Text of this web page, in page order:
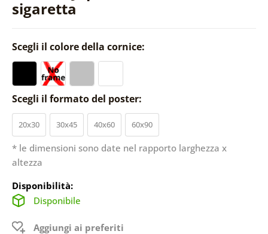
sigaretta
Scegli il colore della cornice:
Scegli il formato del poster:
20x30 30x45 40x60 60x90
* le dimensioni sono date nel rapporto larghezza x
altezza
Disponibilità:
Disponibile
Aggiungi ai preferiti